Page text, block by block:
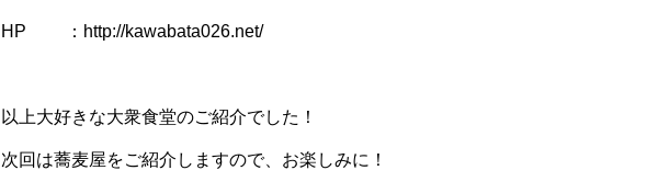
HP ：http://kawabata026.net/
以上大好きな大衆食堂のご紹介でした！
次回は蕎麦屋をご紹介しますので、お楽しみに！